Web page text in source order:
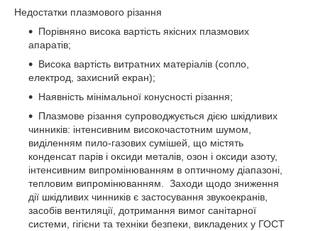
Недостатки плазмового різання
Порівняно висока вартість якісних плазмових
апаратів;
Висока вартість витратних матеріалів (сопло,
електрод, захисний екран);
Наявність мінімальної конусності різання;
Плазмове різання супроводжується дією шкідливих
чинників: інтенсивним високочастотним шумом,
виділенням пило-газових сумішей, що містять
конденсат парів і оксиди металів, озон і оксиди азоту,
інтенсивним випромінюванням в оптичному діапазоні,
тепловим випромінюванням. Заходи щодо зниження
дії шкідливих чинників є застосування звукоекранів,
засобів вентиляції, дотримання вимог санітарної
системи, гігієни та техніки безпеки, викладених у ГОСТ